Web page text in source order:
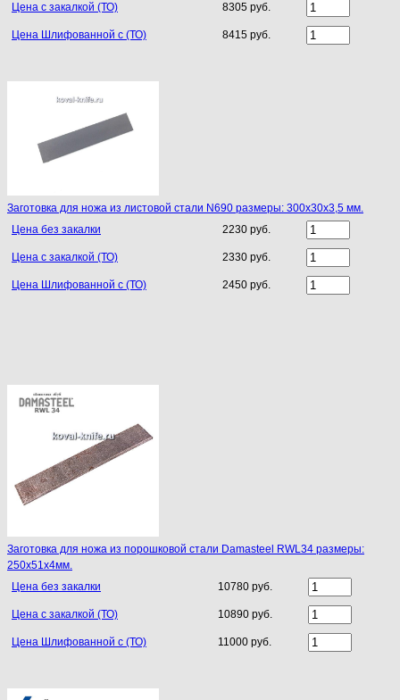
Цена с закалкой (ТО) 8305 руб.
Цена Шлифованной с (ТО) 8415 руб.
Заготовка для ножа из листовой стали N690 размеры: 300х30х3,5 мм.
Цена без закалки
2230 руб.
Цена с закалкой (ТО) 2330 руб.
Цена Шлифованной с (ТО) 2450 руб.
Заготовка для ножа из порошковой стали Damasteel RWL34 размеры:
250х51х4мм.
Цена без закалки
10780 руб.
Цена с закалкой (ТО) 10890 руб.
Цена Шлифованной с (ТО) 11000 руб.